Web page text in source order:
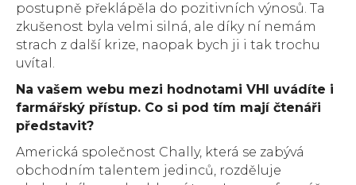
postupně překlápěla do pozitivních výnosů. Ta
zkušenost byla velmi silná, ale díky ní nemám
strach z další krize, naopak bych ji i tak trochu
uvítal.
Na vašem webu mezi hodnotami VHI uvádíte i
farmářský přístup. Co si pod tím mají čtenáři
představit?
Americká společnost Chally, která se zabývá
obchodním talentem jedinců, rozděluje